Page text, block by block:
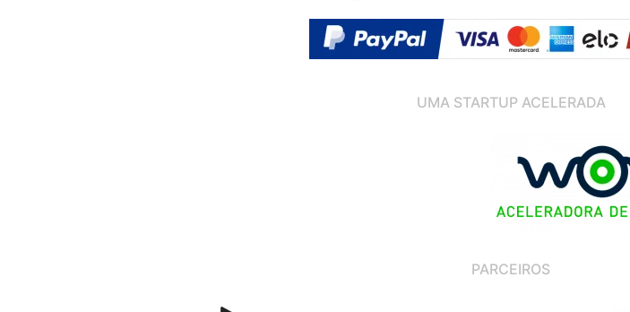
UMA STARTUP ACELERADA
PARCEIROS